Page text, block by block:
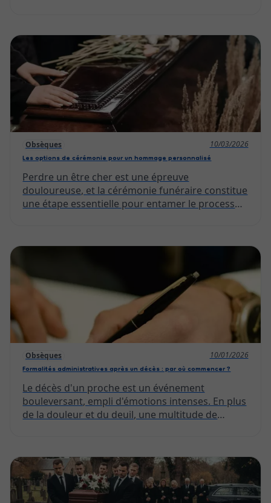
une charge supplémentaire. Il est essentiel de
comprendre les différentes possibilités pour
alléger ce fardeau, qu'il s'agisse de solutions
mises en place de l'assurance obsèques ou de
moyens de paiement immédiats. Bien se
renseigner permet de prendre des décisions
éclairées et d'assurer une sépulture digne, dans
le respect des dernières volontés.
Obsèques 10/03/2026
Les options de cérémonie pour un hommage personnalisé
Perdre un être cher est une épreuve
douloureuse, et la cérémonie funéraire constitue
une étape essentielle pour entamer le processus
hommage unique et à l'image du défunt. La
proches de célébrer une vie et de partager un
moment de recueillement qui a du sens. De la
musique aux textes, chaque détail peut
contribuer à créer une cérémonie mémorable et
apaisante.
Obsèques 10/01/2026
Formalités administratives après un décès : par où commencer ?
Le décès d'un proche est un événement
bouleversant, empli d'émotions intenses. En plus
de la douleur et du deuil, une multitude de
dans des délais spécifiques, ce qui peut rendre la
situation encore plus accablante. Cet article a
pour but de vous fournir des informations
précises et détaillées pour vous guider à travers